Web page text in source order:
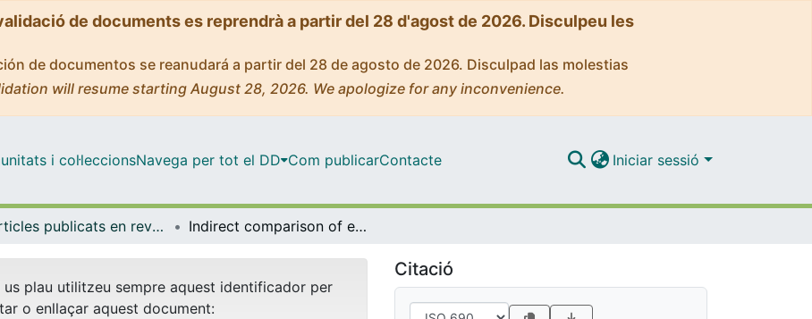
de documents es reprendrà a partir del 28 d'agost de 2026. Disculpeu les
de documentos se reanudará a partir del 28 de agosto de 2026. Disculpad las molestias
will resume starting August 28, 2026. We apologize for any inconvenience.
i col·leccionsNavega per tot el DD Com publicarContacte Iniciar sessió
Articles publicats en revistes (Ciències Clíniques) Indirect comparison of epcoritamab vs chemoimmunotherapy, mosunetuzumab, or odronextamab in follicular lymphoma
us plau utilitzeu sempre aquest identificador per
o enllaçar aquest document:
Citació